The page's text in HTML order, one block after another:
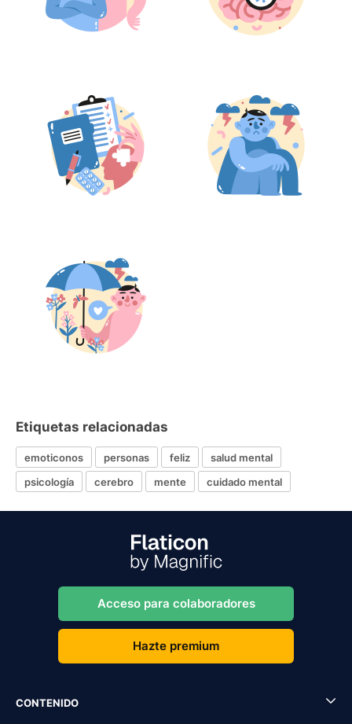
Etiquetas relacionadas
emoticonos personas feliz
salud mental
psicología
cerebro mente cuidado mental
Acceso para colaboradores
Hazte premium
CONTENIDO